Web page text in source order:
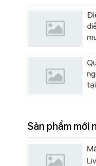
Sản phẩm mới